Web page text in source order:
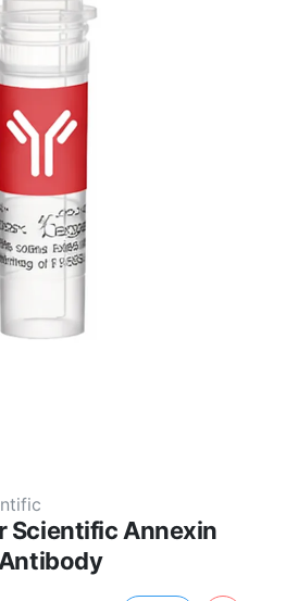
Scientific Annexin